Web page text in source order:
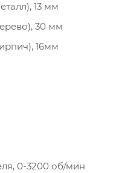
13 мм
30 мм
16мм
0-3200 об/мин